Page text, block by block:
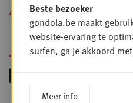
Alle opleidingen
Beste bezoeker
gondola.be maakt
website-ervaring te
surfen, ga je akkoord
Meer info